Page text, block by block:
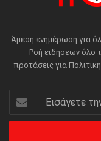
Άμεση ενημέρωση για
Ροή ειδήσεων όλο
προτάσεις για
την
ηλεκτρονική